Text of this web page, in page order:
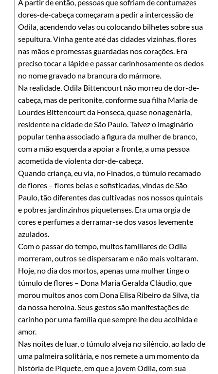
A partir de então, pessoas que sofriam de contumazes
dores-de-cabeça começaram a pedir a intercessão de
Odila, acendendo velas ou colocando bilhetes sobre sua
sepultura. Vinha gente até das cidades vizinhas, flores
nas mãos e promessas guardadas nos corações. Era
preciso tocar a lápide e passar carinhosamente os dedos
no nome gravado na brancura do mármore.
Na realidade, Odila Bittencourt não morreu de dor-de-
cabeça, mas de peritonite, conforme sua filha Maria de
Lourdes Bittencourt da Fonseca, quase nonagenária,
residente na cidade de São Paulo. Talvez o imaginário
popular tenha associado a figura da mulher de branco,
com a mão esquerda a apoiar a fronte, a uma pessoa
acometida de violenta dor-de-cabeça.
Quando criança, eu via, no Finados, o túmulo recamado
de flores – flores belas e sofisticadas, vindas de São
Paulo, tão diferentes das cultivadas nos nossos quintais
e pobres jardinzinhos piquetenses. Era uma orgia de
cores e perfumes a derramar-se dos vasos levemente
azulados.
Com o passar do tempo, muitos familiares de Odila
morreram, outros se dispersaram e não mais voltaram.
Hoje, no dia dos mortos, apenas uma mulher tinge o
túmulo de flores – Dona Maria Geralda Cláudio, que
morou muitos anos com Dona Elisa Ribeiro da Silva, tia
da nossa heroína. Seus gestos são manifestações de
carinho por uma família que sempre lhe deu acolhida e
amor.
Nas noites de luar, o túmulo alveja no silêncio, ao lado de
uma palmeira solitária, e nos remete a um momento da
história de Piquete, em que a jovem Odila, com sua